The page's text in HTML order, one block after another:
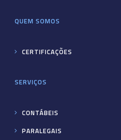
QUEM SOMOS
CERTIFICAÇÕES
SERVIÇOS
CONTÁBEIS
PARALEGAIS